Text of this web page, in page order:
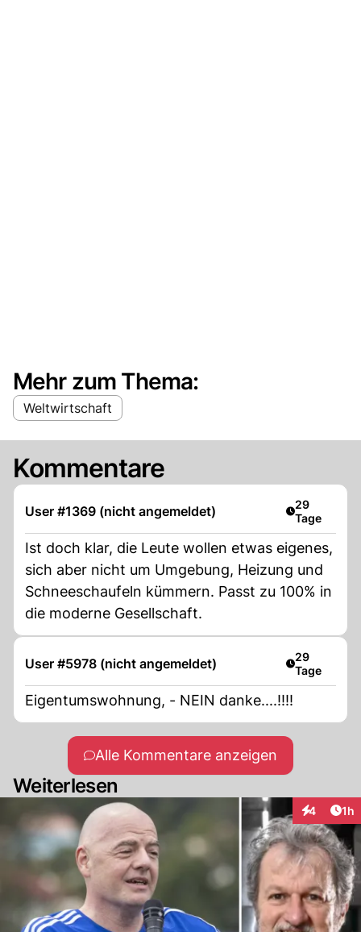
Mehr zum Thema:
Weltwirtschaft
Kommentare
User #1369 (nicht angemeldet) Artikel
29
Tage
Ist doch klar, die Leute wollen etwas eigenes,
sich aber nicht um Umgebung, Heizung und
Schneeschaufeln kümmern. Passt zu 100% in
die moderne Gesellschaft.
User #5978 (nicht angemeldet) Artikel
29
Tage
Eigentumswohnung, - NEIN danke....!!!!
Alle Kommentare anzeigen
Weiterlesen
4 1h